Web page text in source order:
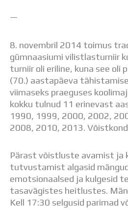
Huviringid
Õpilastööd (UPT)
Distantsõpe
Kodukord
Projektid
ÜLDINFO
Sisseastumine
Meie kool
Uudised
Lapsevanemale
Vilistlastele
Toitlustamine
Virtuaaltuur
—
8. novembril 2014 toimus
gümnaasiumi vilistlasturniir
turniir oli eriline, kuna see oli
(70.) aastapäeva
viimaseks praeguses
kokku tulnud 11 erinevast
1990, 1999, 2000, 2002,
2008, 2010, 2013.
Pärast võistluste avamist ja
tutvustamist algasid
emotsionaalsed ja kulgesid
tasavägistes heitlustes.
Kell 17:30 selgusid parimad